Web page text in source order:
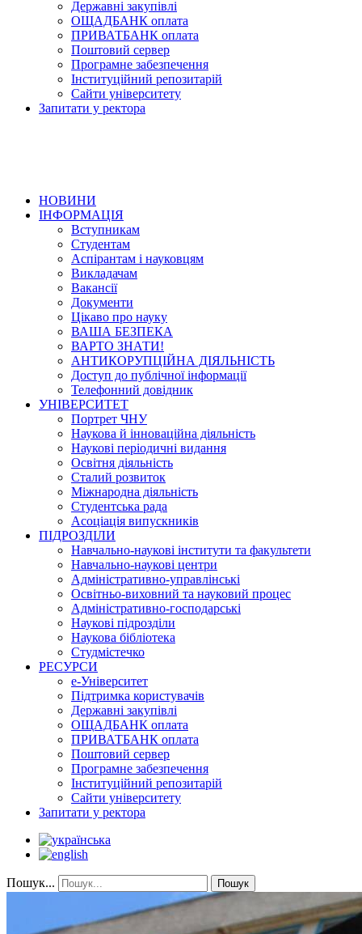
Державні закупівлі
ОЩАДБАНК оплата
ПРИВАТБАНК оплата
Поштовий сервер
Програмне забезпечення
Інституційний репозитарій
Сайти університету
Запитати у ректора
НОВИНИ
ІНФОРМАЦІЯ
Вступникам
Студентам
Аспірантам і науковцям
Викладачам
Вакансії
Документи
Цікаво про науку
ВАША БЕЗПЕКА
ВАРТО ЗНАТИ!
АНТИКОРУПЦІЙНА ДІЯЛЬНІСТЬ
Доступ до публічної інформації
Телефонний довідник
УНІВЕРСИТЕТ
Портрет ЧНУ
Наукова й інноваційна діяльність
Наукові періодичні видання
Освітня діяльність
Сталий розвиток
Міжнародна діяльність
Студентська рада
Асоціація випускників
ПІДРОЗДІЛИ
Навчально-наукові інститути та факультети
Навчально-наукові центри
Адміністративно-управлінські
Освітньо-виховний та науковий процес
Адміністративно-господарські
Наукові підрозділи
Наукова бібліотека
Студмістечко
РЕСУРСИ
е-Університет
Підтримка користувачів
Державні закупівлі
ОЩАДБАНК оплата
ПРИВАТБАНК оплата
Поштовий сервер
Програмне забезпечення
Інституційний репозитарій
Сайти університету
Запитати у ректора
Пошук... Пошук